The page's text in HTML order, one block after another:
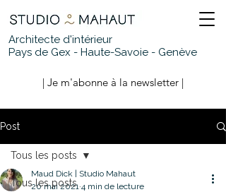
Architecte d'intérieur
Pays de Gex - Haute-Savoie - Genève
| Je m'abonne à la newsletter |
Post
Tous les posts
Tous les posts
Maud Dick | Studio Mahaut
20 mai 2021 4 min de lecture